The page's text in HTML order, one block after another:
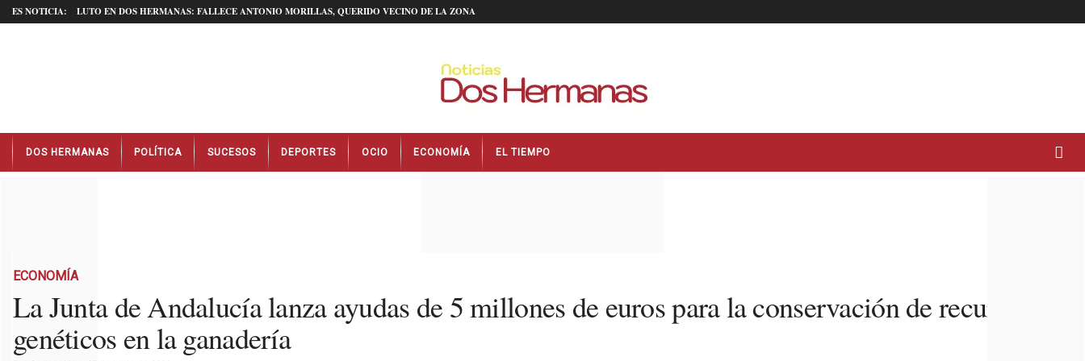
ES NOTICIA: LUTO EN DOS HERMANAS: FALLECE ANTONIO MORILLAS, QUERIDO VECINO DE LA ZONA
t
DOS HERMANAS POLÍTICA SUCESOS DEPORTES OCIO ECONOMÍA EL TIEMPO
ECONOMÍA
La Junta de Andalucía lanza ayudas de 5 millones de euros para la conservación de recursos
genéticos en la ganadería